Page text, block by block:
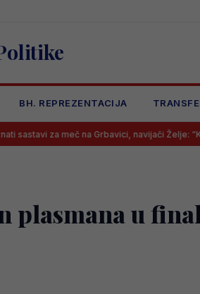
BH. REPREZENTACIJA
meč na Grbavici, navijači Želje: “Kako se
plasmana u